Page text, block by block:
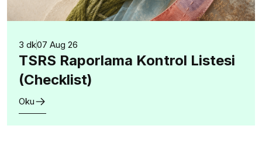
3 dk07 Aug 26
TSRS Raporlama Kontrol Listesi
(Checklist)
Oku